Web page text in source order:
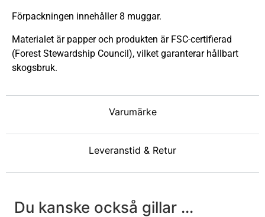
Varumärke
Leveranstid & Retur
Förpackningen innehåller 8 muggar.
Materialet är papper och produkten är FSC-certifierad
(Forest Stewardship Council), vilket garanterar hållbart
skogsbruk.
Du kanske också gillar ...